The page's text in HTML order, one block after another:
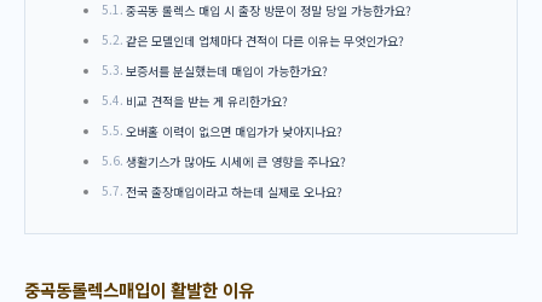
중곡동 롤렉스 매입 시 출장 방문이 정말 당일 가능한가요?
같은 모델인데 업체마다 견적이 다른 이유는 무엇인가요?
보증서를 분실했는데 매입이 가능한가요?
비교 견적을 받는 게 유리한가요?
오버홀 이력이 없으면 매입가가 낮아지나요?
생활기스가 많아도 시세에 큰 영향을 주나요?
전국 출장매입이라고 하는데 실제로 오나요?
중곡동롤렉스매입이 활발한 이유